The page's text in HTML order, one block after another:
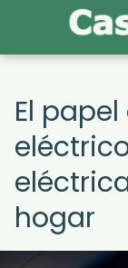
El
hogar